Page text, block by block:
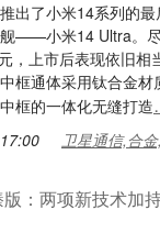
出了小米14系列的
——小米14 Ultra。
，上市后表现依旧相
框通体采用钛合金
框的一体化无缝打造
卫星通信,合